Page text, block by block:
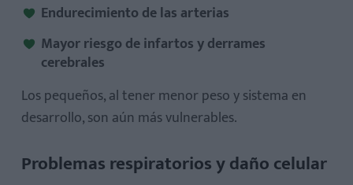
Endurecimiento de las arterias
Mayor riesgo de infartos y derrames
cerebrales
Los pequeños, al tener menor peso y sistema en
desarrollo, son aún más vulnerables.
Problemas respiratorios y daño celular